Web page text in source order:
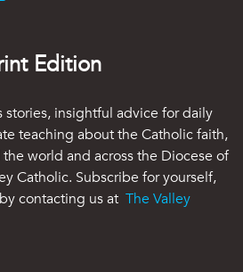
Edition
stories, insightful advice for daily
teaching about the Catholic faith,
world and across the Diocese of
Catholic. Subscribe for yourself,
contacting us at The Valley